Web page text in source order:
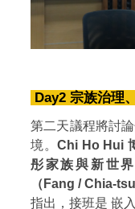
Day2 宗族治理
第二天議程將討
境。Chi Ho Hui
彤家族與新世
（Fang / Chia-
指出，接班是 嵌